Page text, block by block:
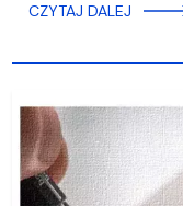
CZYTAJ DALEJ